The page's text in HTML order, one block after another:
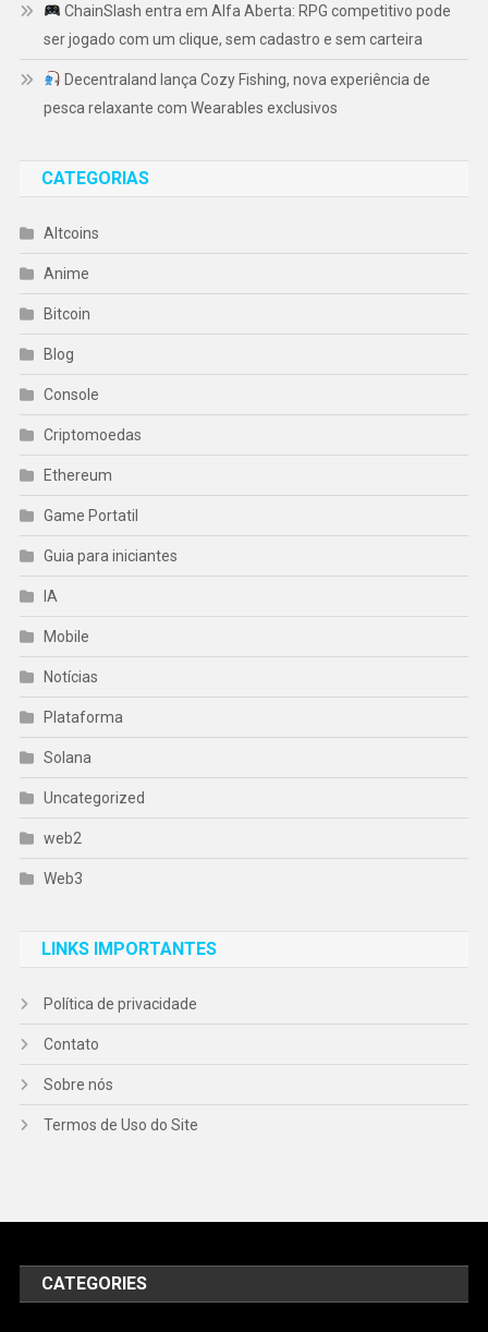
ChainSlash entra em Alfa Aberta: RPG competitivo pode
ser jogado com um clique, sem cadastro e sem carteira
Decentraland lança Cozy Fishing, nova experiência de
pesca relaxante com Wearables exclusivos
CATEGORIAS
Altcoins
Anime
Bitcoin
Blog
Console
Criptomoedas
Ethereum
Game Portatil
Guia para iniciantes
IA
Mobile
Notícias
Plataforma
Solana
Uncategorized
web2
Web3
LINKS IMPORTANTES
Política de privacidade
Contato
Sobre nós
Termos de Uso do Site
CATEGORIES